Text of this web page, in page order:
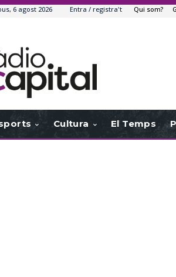
6 agost 2026 Entra / registra't Qui som?
Cultura El Temps